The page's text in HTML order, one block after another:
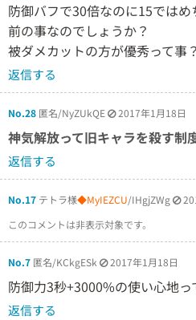
防御バフで30倍なのに15では
前の事なのでしょうか？
被ダメカットの方が優秀って事？
返信する
No.28 匿名/NyZUkQE 2017年1月18日
神気解放って旧キャラを殺す制
返信する
No.17 テトラ様◆MyIEZCU/IHgjZWg
このコメントは非表示対象です。
No.7 匿名/KCkgESk 2017年1月18日
防御力3秒+3000%の使い心地っ
返信する